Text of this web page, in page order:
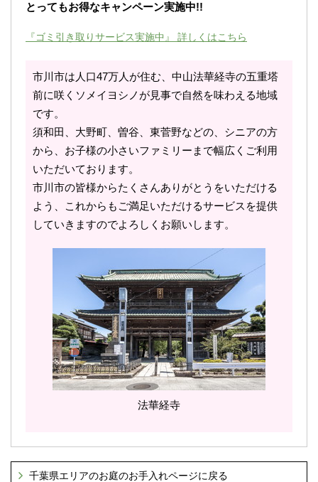
とってもお得なキャンペーン実施中!!
『ゴミ引き取りサービス実施中』 詳しくはこちら
市川市は人口47万人が住む、中山法華経寺の五重塔
前に咲くソメイヨシノが見事で自然を味わえる地域
です。
須和田、大野町、曽谷、東菅野などの、シニアの方
から、お子様の小さいファミリーまで幅広くご利用
いただいております。
市川市の皆様からたくさんありがとうをいただける
よう、これからもご満足いただけるサービスを提供
していきますのでよろしくお願いします。
法華経寺
千葉県エリアのお庭のお手入れページに戻る